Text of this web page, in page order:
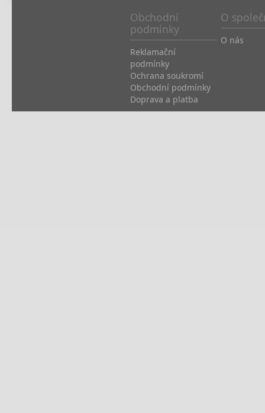
Obchodní
podmínky
Reklamační
podmínky
Ochrana soukromí
Obchodní podmínky
Doprava a platba
O
O nás